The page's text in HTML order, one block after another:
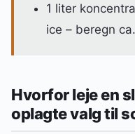
1 liter
ice – beregn
Hvorfor leje en
oplagte valg til